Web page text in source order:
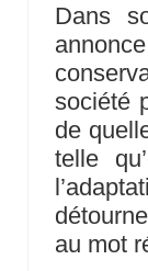
Dans
société
de
telle
au mot